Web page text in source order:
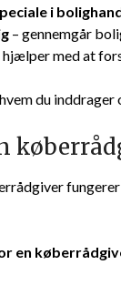
i
– gennemgår
hjælper med at
du
fungerer
en